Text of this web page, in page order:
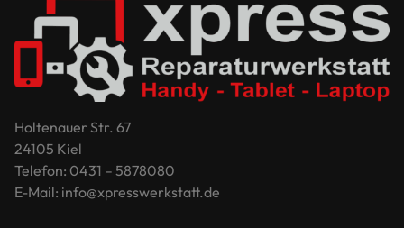
Holtenauer Str. 67
24105 Kiel
Telefon: 0431 – 5878080
E-Mail: info@xpresswerkstatt.de